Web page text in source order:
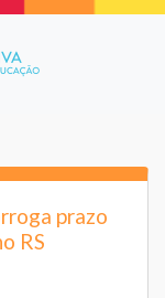
prazo
RS